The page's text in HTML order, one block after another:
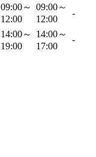
09:00～
12:00
09:00～
12:00
-
14:00～
19:00
14:00～
17:00
-